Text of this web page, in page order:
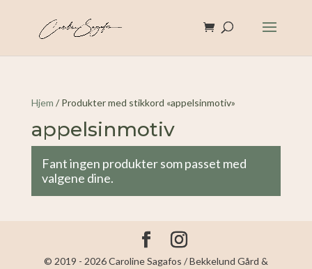
Hjem / Produkter med stikkord «appelsinmotiv»
appelsinmotiv
Fant ingen produkter som passet med
valgene dine.
© 2019 - 2026 Caroline Sagafos / Bekkelund Gård &